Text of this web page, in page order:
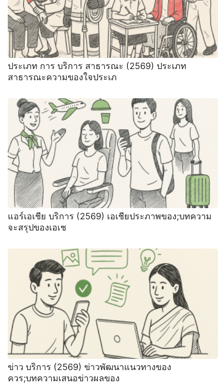
ประเภท การ บริการ สาธารณะ (2569) ประเภท
สาธารณะความของใจประเภ
แอร์เอเชีย บริการ (2569) เอเชียประภาพของ;บทความ
จะสรุปของเอเช
ข่าว บริการ (2569) ข่าวพัฒนาแนวทางของ
ควร;บทความเสนอข่าวผลของ